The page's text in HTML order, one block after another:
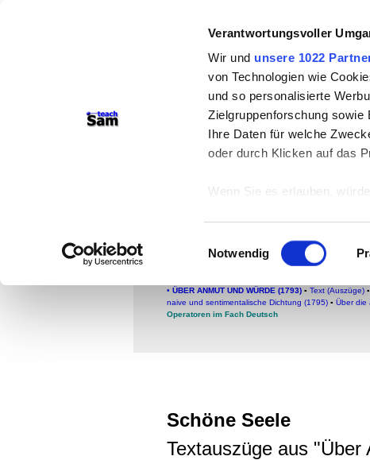
Verantwortungsvoller
Wir und unsere 1022
von Technologien wie
und so personalisierte
Zielgruppenforschung sowie
Ihre Daten für welche
oder durch Klicken auf das
Wenn Sie es erlauben,
Ihr Gerät durch
Erfahren Sie mehr darüber,
Präferenzen imAbschnitt
gesammelt haben.
Einwilligungsauswahl
Notwendig
teachSam-
Arbeitstechniken-Deutsch
-Methodik und
So sucht man auf
Textauswahl
Schöne Seele
FACHBEREICH DEUTSCH
Autorinnen und Autoren
• ÜBER ANMUT UND WÜRDE (1793) ▪ Text (Auszüge) ▪
naive und sentimentalische Dichtung (1795) ▪ Über die
Operatoren im Fach Deutsch
Schöne Seele
Textauszüge aus "Über